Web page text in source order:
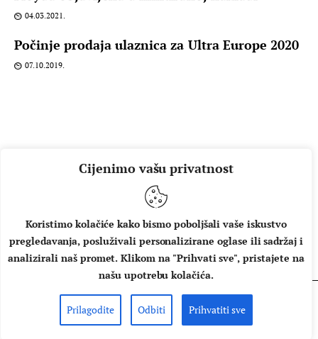
Cijenimo vašu privatnost
Koristimo kolačiće kako bismo poboljšali vaše iskustvo
pregledavanja, posluživali personalizirane oglase ili sadržaj i
analizirali naš promet. Klikom na "Prihvati sve", pristajete na
našu upotrebu kolačića.
Prilagodite Odbiti Prihvatiti sve
04.03.2021.
Počinje prodaja ulaznica za Ultra Europe 2020
07.10.2019.
O NAMA IMPRESSUM UVJETI KORIŠTENJA
Copyright © 2026 Music Box - All rights reserved.